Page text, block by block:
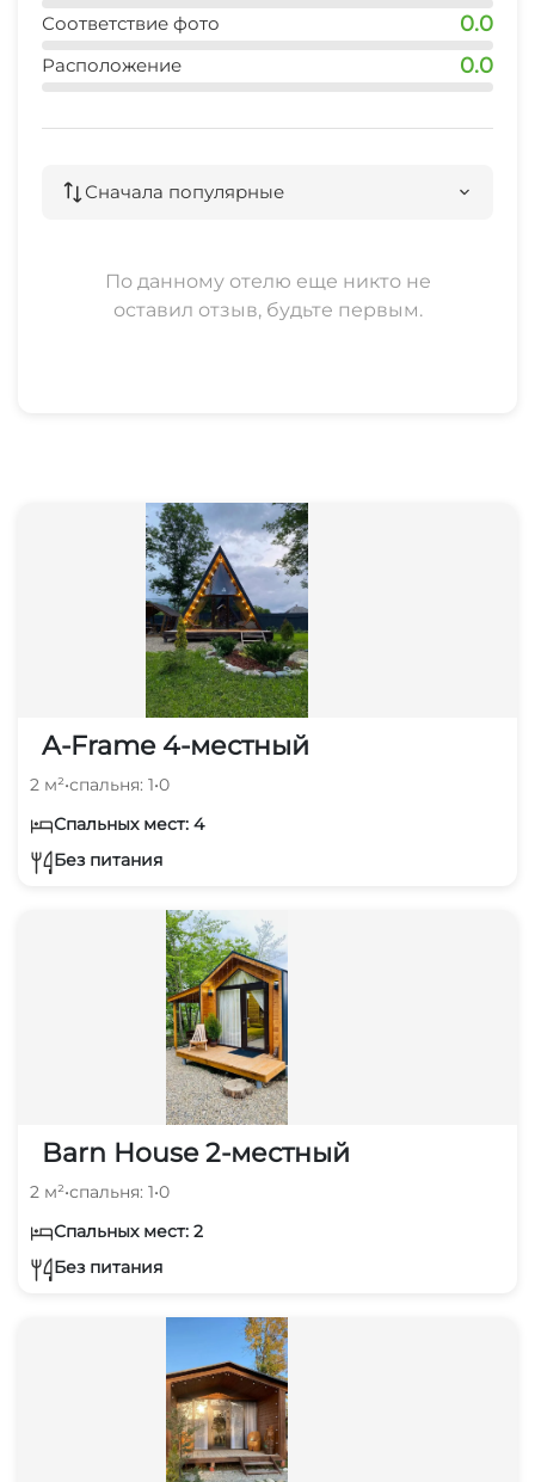
Соответствие фото 0.0
Расположение 0.0
Сначала популярные
По данному отелю еще никто не
оставил отзыв, будьте первым.
A-Frame 4-местный
2 м²•спальня: 1•0
Спальных мест: 4
Без питания
Barn House 2-местный
2 м²•спальня: 1•0
Спальных мест: 2
Без питания